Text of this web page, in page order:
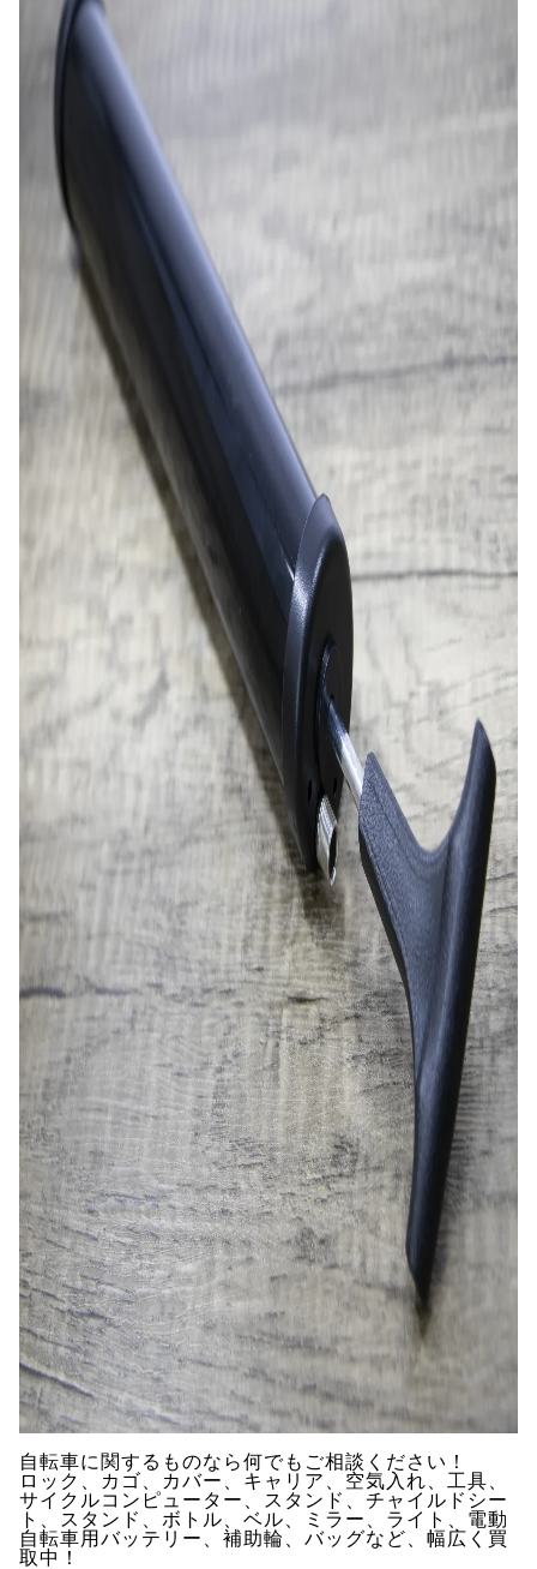
自転車に関するものなら何でもご相談ください！
ロック、カゴ、カバー、キャリア、空気入れ、工具、
サイクルコンピューター、スタンド、チャイルドシー
ト、スタンド、ボトル、ベル、ミラー、ライト、電動
自転車用バッテリー、補助輪、バッグなど、幅広く買
取中！